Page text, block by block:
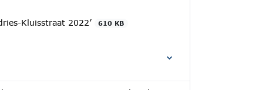
Kluisstraat 2022’
610 KB